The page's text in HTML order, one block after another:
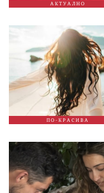
АКТУАЛНО
ПО-КРАСИВА